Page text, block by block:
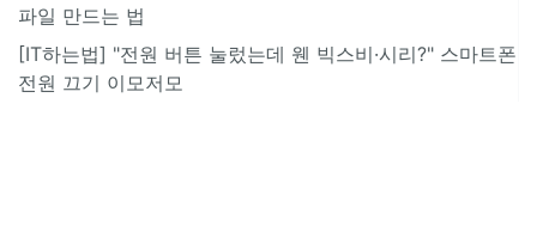
파일 만드는 법
[IT하는법] "전원 버튼 눌렀는데 웬 빅스비·시리?" 스마트폰
전원 끄기 이모저모